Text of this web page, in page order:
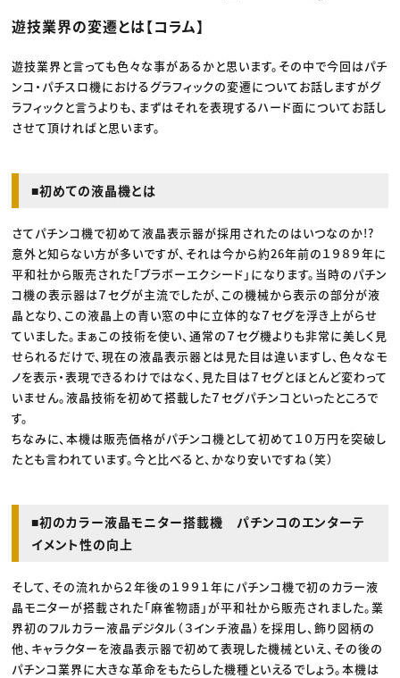
編集・ライティング
マーケティング
業界解説・キャリア事情
お役立ち基礎知識
Webクリエイター
アプリクリエイター
映像クリエイター
マーケッター
クリエイターインタビュー
C＆R Magazine
セミナー
ニュース・トレンド
ニュース・トレンド トップ
Web
映像
ゲーム・エンタメ
CREATIVE VILLAGEからのお知らせ
プロフェッショナル×つながる×メディア
遊技業界の変遷とは【コラム】
遊技業界と言っても色々な事があるかと思います。その中で今回はパチ
ンコ・パチスロ機におけるグラフィックの変遷についてお話しますがグ
ラフィックと言うよりも、まずはそれを表現するハード面についてお話し
させて頂ければと思います。
■初めての液晶機とは
さてパチンコ機で初めて液晶表示器が採用されたのはいつなのか!?
意外と知らない方が多いですが、それは今から約26年前の１９８９年に
平和社から販売された「ブラボーエクシード」になります。当時のパチン
コ機の表示器は７セグが主流でしたが、この機械から表示の部分が液
晶となり、この液晶上の青い窓の中に立体的な７セグを浮き上がらせ
ていました。まぁこの技術を使い、通常の７セグ機よりも非常に美しく見
せられるだけで、現在の液晶表示器とは見た目は違いますし、色々なモ
ノを表示・表現できるわけではなく、見た目は７セグとほとんど変わって
いません。液晶技術を初めて搭載した７セグパチンコといったところで
す。
ちなみに、本機は販売価格がパチンコ機として初めて１０万円を突破し
たとも言われています。今と比べると、かなり安いですね（笑）
■初のカラー液晶モニター搭載機 パチンコのエンターテ
イメント性の向上
そして、その流れから２年後の１９９１年にパチンコ機で初のカラー液
晶モニターが搭載された「麻雀物語」が平和社から販売されました。業
界初のフルカラー液晶デジタル（３インチ液晶）を採用し、飾り図柄の
他、キャラクターを液晶表示器で初めて表現した機械といえ、その後の
パチンコ業界に大きな革命をもたらした機種といえるでしょう。本機は